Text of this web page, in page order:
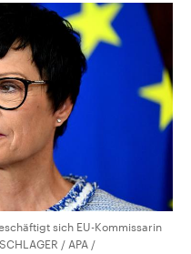
sich EU-Kommissarin
/ APA /